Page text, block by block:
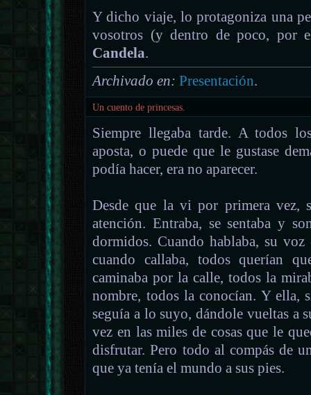
Y dicho viaje, lo protagoniza una
vosotros (y dentro de poco, por
Candela.
Archivado en: Presentación.
Un cuento de princesas.
Siempre llegaba tarde. A todos
aposta, o puede que le gustase
podía hacer, era no aparecer.
Desde que la vi por primera vez,
atención. Entraba, se sentaba y
dormidos. Cuando hablaba, su voz
cuando callaba, todos querían
caminaba por la calle, todos la
nombre, todos la conocían. Y ella,
seguía a lo suyo, dándole vueltas a
vez en las miles de cosas que le
disfrutar. Pero todo al compás de
que ya tenía el mundo a sus pies.